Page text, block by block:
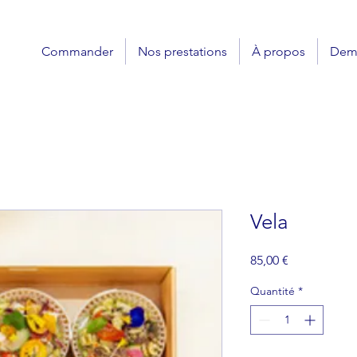
Commander Nos prestations À propos
Vela
85,00 €
Quantité *